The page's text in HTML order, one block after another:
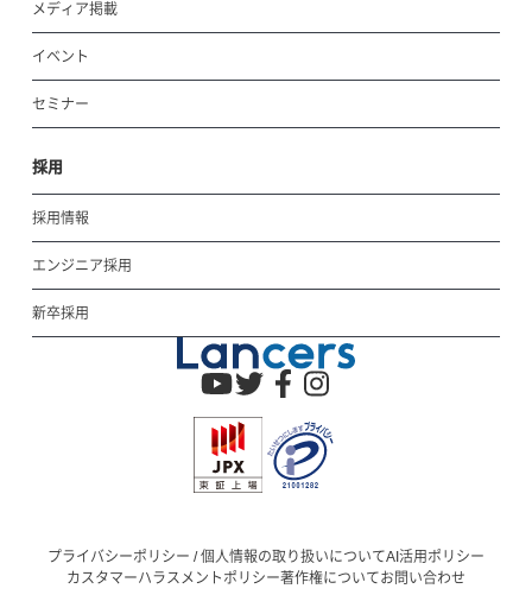
メディア掲載
イベント
セミナー
採用
採用情報
エンジニア採用
新卒採用
プライバシーポリシー / 個人情報の取り扱いについてAI活用ポリシー
カスタマーハラスメントポリシー著作権についてお問い合わせ